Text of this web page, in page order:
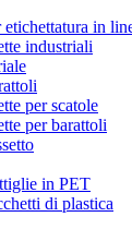
in
industriali
per scatole
per barattoli
in PET
di plastica